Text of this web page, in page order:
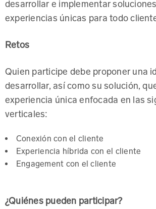
desarrollar e implementar
experiencias únicas para todo
Retos
Quien participe debe proponer una
desarrollar, así como su solución,
experiencia única enfocada en las
verticales:
Conexión con el cliente
Experiencia híbrida con el cliente
Engagement con el cliente
¿Quiénes pueden participar?